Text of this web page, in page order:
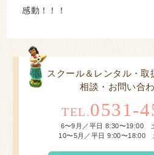
感動！！！
スクール＆レンタル・
相談・お問い合
TEL.0531-
6〜9月／平日 8:30〜19:00
10〜5月／平日 9:00〜18:00